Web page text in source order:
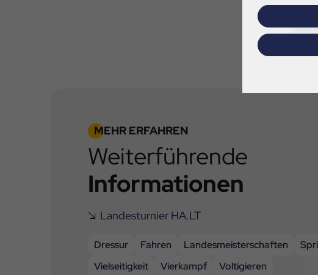
MEHR ERFAHREN
Weiterführende
Informationen
Landesturnier HA.LT
Dressur Fahren Landesmeisterschaften
Vielseitigkeit
Vierkampf Voltigieren